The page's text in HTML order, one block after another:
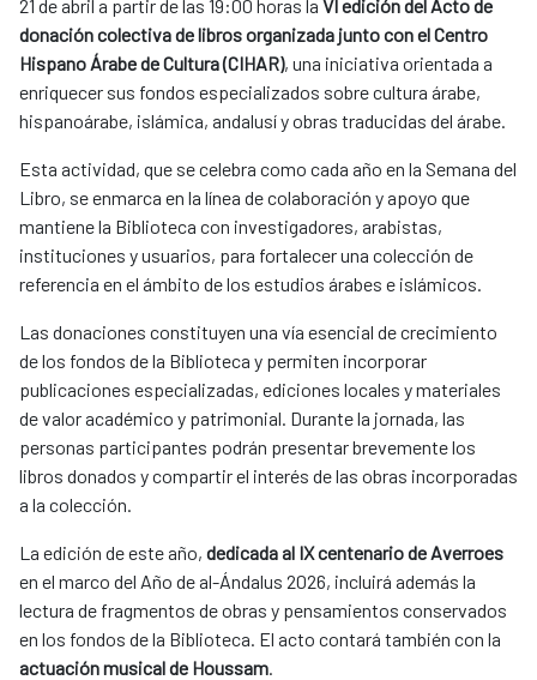
21 de abril a partir de las 19:00 horas la VI edición del Acto de
donación colectiva de libros organizada junto con el Centro
Hispano Árabe de Cultura (CIHAR), una iniciativa orientada a
enriquecer sus fondos especializados sobre cultura árabe,
hispanoárabe, islámica, andalusí y obras traducidas del árabe.
Esta actividad, que se celebra como cada año en la Semana del
Libro, se enmarca en la línea de colaboración y apoyo que
mantiene la Biblioteca con investigadores, arabistas,
instituciones y usuarios, para fortalecer una colección de
referencia en el ámbito de los estudios árabes e islámicos.
Las donaciones constituyen una vía esencial de crecimiento
de los fondos de la Biblioteca y permiten incorporar
publicaciones especializadas, ediciones locales y materiales
de valor académico y patrimonial. Durante la jornada, las
personas participantes podrán presentar brevemente los
libros donados y compartir el interés de las obras incorporadas
a la colección.
La edición de este año, dedicada al IX centenario de Averroes
en el marco del Año de al-Ándalus 2026, incluirá además la
lectura de fragmentos de obras y pensamientos conservados
en los fondos de la Biblioteca. El acto contará también con la
actuación musical de Houssam